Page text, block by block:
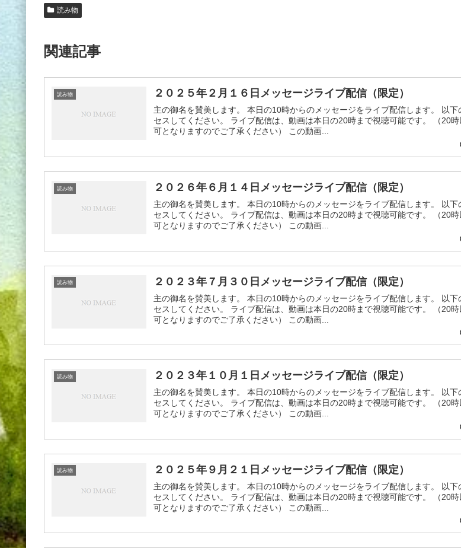
読み物
関連記事
読み物 ２０２５年２月１６日メッセージライブ配信（限定）
主の御名を賛美します。 本日の10時からのメッセージをライブ配信します。 以下
セスしてください。 ライブ配信は、動画は本日の20時まで視聴可能です。 （20
可となりますのでご了承ください） この動画...
読み物 ２０２６年６月１４日メッセージライブ配信（限定）
主の御名を賛美します。 本日の10時からのメッセージをライブ配信します。 以下
セスしてください。 ライブ配信は、動画は本日の20時まで視聴可能です。 （20
可となりますのでご了承ください） この動画...
読み物 ２０２３年７月３０日メッセージライブ配信（限定）
主の御名を賛美します。 本日の10時からのメッセージをライブ配信します。 以下
セスしてください。 ライブ配信は、動画は本日の20時まで視聴可能です。 （20
可となりますのでご了承ください） この動画...
読み物 ２０２３年１０月１日メッセージライブ配信（限定）
主の御名を賛美します。 本日の10時からのメッセージをライブ配信します。 以下
セスしてください。 ライブ配信は、動画は本日の20時まで視聴可能です。 （20
可となりますのでご了承ください） この動画...
読み物 ２０２５年９月２１日メッセージライブ配信（限定）
主の御名を賛美します。 本日の10時からのメッセージをライブ配信します。 以下
セスしてください。 ライブ配信は、動画は本日の20時まで視聴可能です。 （20
可となりますのでご了承ください） この動画...